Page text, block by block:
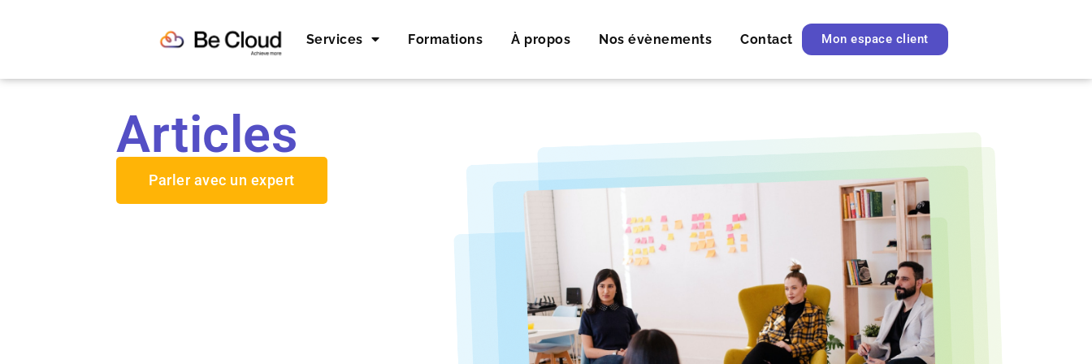
Services Formations À propos Nos évènements Contact Mon espace client
Articles
Parler avec un expert